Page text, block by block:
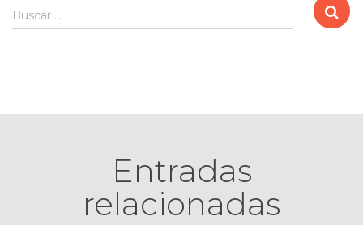
B
u
:
Buscar …
Entradas
relacionadas